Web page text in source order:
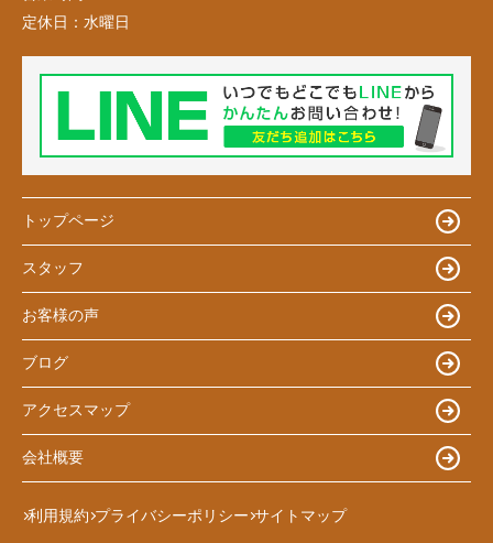
定休日： 水曜日
トップページ
スタッフ
お客様の声
ブログ
アクセスマップ
会社概要
利用規約 プライバシーポリシー サイトマップ